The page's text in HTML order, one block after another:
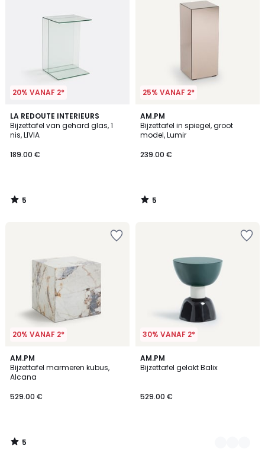
20% VANAF 2*
LA REDOUTE INTERIEURS
Bijzettafel van gehard glas, 1
nis, LIVIA
189.00 €
5
/
5
5
/
25% VANAF 2*
AM.PM
Bijzettafel in spiegel, groot
model, Lumir
239.00 €
5
/
5
5
/
20% VANAF 2*
AM.PM
Bijzettafel marmeren kubus,
Alcana
529.00 €
5
/
5
5
/
30% VANAF 2*
AM.PM
Bijzettafel gelakt Balix
529.00 €
2
Kleuren